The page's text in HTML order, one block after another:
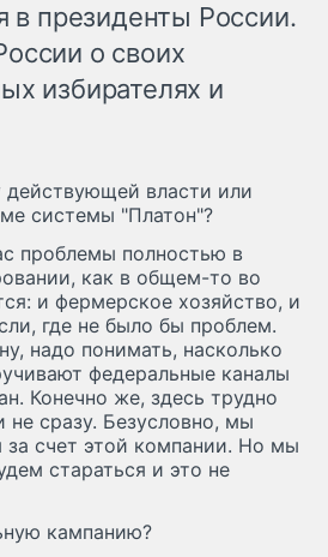
в президенты России.
о своих
избирателях и
действующей власти или
системы "Платон"?
проблемы полностью в
как в общем-то во
и фермерское хозяйство, и
где не было бы проблем.
надо понимать, насколько
федеральные каналы
Конечно же, здесь трудно
сразу. Безусловно, мы
счет этой компании. Но мы
стараться и это не
кампанию?